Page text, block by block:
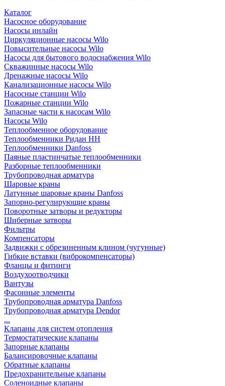
Каталог
Насосное оборудование
Насосы инлайн
Циркуляционные насосы Wilo
Повысительные насосы Wilo
Насосы для бытового водоснабжения Wilo
Скважинные насосы Wilo
Дренажные насосы Wilo
Канализационные насосы Wilo
Насосные станции Wilo
Пожарные станции Wilo
Запасные части к насосам Wilo
Насосы Wilo
Теплообменное оборудование
Теплообменники Ридан НН
Теплообменники Danfoss
Паяные пластинчатые теплообменники
Разборные теплообменники
Трубопроводная арматура
Шаровые краны
Латунные шаровые краны Danfoss
Запорно-регулирующие краны
Поворотные затворы и редукторы
Шиберные затворы
Фильтры
Компенсаторы
Задвижки с обрезиненным клином (чугунные)
Гибкие вставки (виброкомпенсаторы)
Фланцы и фитинги
Воздухоотводчики
Вантузы
Фасонные элементы
Трубопроводная арматура Danfoss
Трубопроводная арматура Dendor
...
Клапаны для систем отопления
Термостатические клапаны
Запорные клапаны
Балансировочные клапаны
Обратные клапаны
Предохранительные клапаны
Соленоидные клапаны